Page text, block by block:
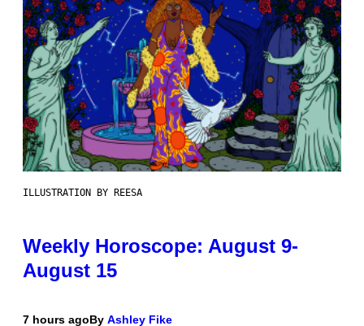
ILLUSTRATION BY REESA
Weekly Horoscope: August 9-
August 15
7 hours agoBy Ashley Fike